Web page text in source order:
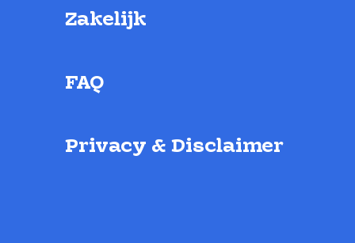
Zakelijk
FAQ
Privacy & Disclaimer